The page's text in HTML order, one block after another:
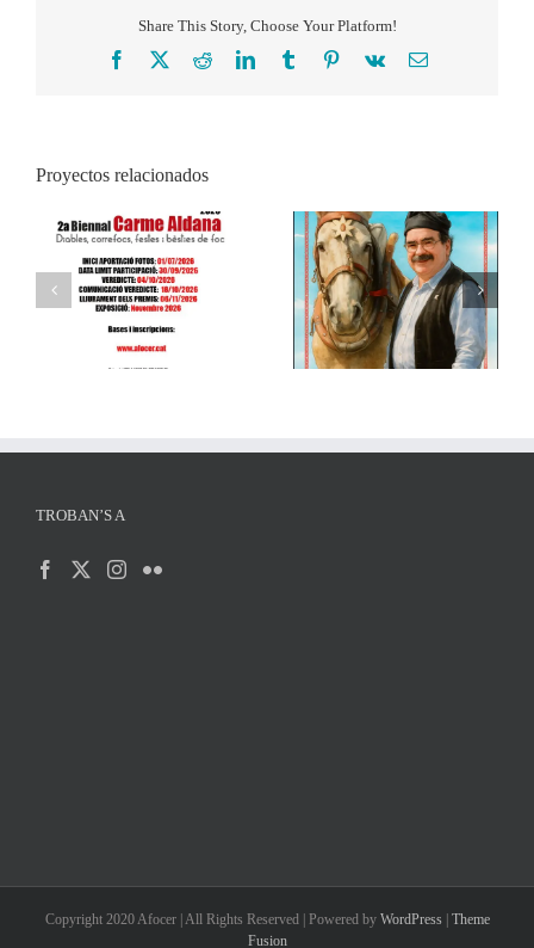
Share This Story, Choose Your Platform!
Facebook
X RedditLinkedInTumblrPinterest
Vk
Correo
Proyectos relacionados
IV Concurs Tres Tombs
de Cerdanyola
Concurs 50è aniversari
Aplec de la Sardana de
Cerdanyola
TROBAN’S A
Copyright 2020 Afocer | All Rights Reserved | Powered by WordPress| Theme
Fusion